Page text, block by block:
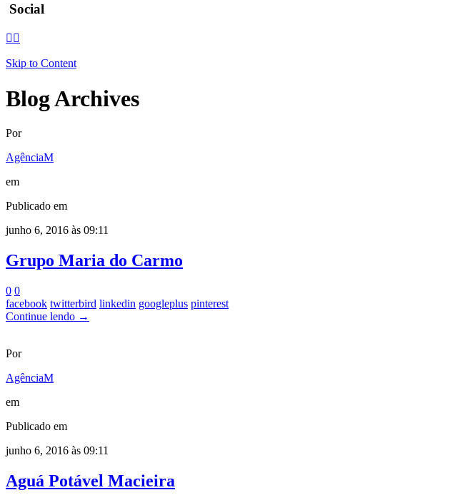
Social
 
Skip to Content
Blog Archives
Por
AgênciaM
em
Publicado em
junho 6, 2016 às 09:11
Grupo Maria do Carmo
0 0
facebook twitterbird linkedin googleplus pinterest
Continue lendo →
Por
AgênciaM
em
Publicado em
junho 6, 2016 às 09:11
Aguá Potável Macieira